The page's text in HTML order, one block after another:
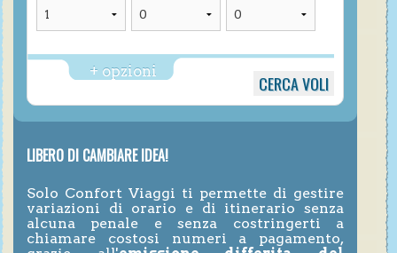
+ opzioni
LIBERO DI CAMBIARE IDEA!
Solo Confort Viaggi ti permette di gestire
variazioni di orario e di itinerario senza
alcuna penale e senza costringerti a
chiamare costosi numeri a pagamento,